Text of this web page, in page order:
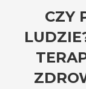
CZY